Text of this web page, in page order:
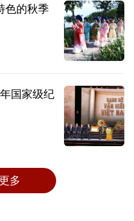
色的秋季
国家级纪
多